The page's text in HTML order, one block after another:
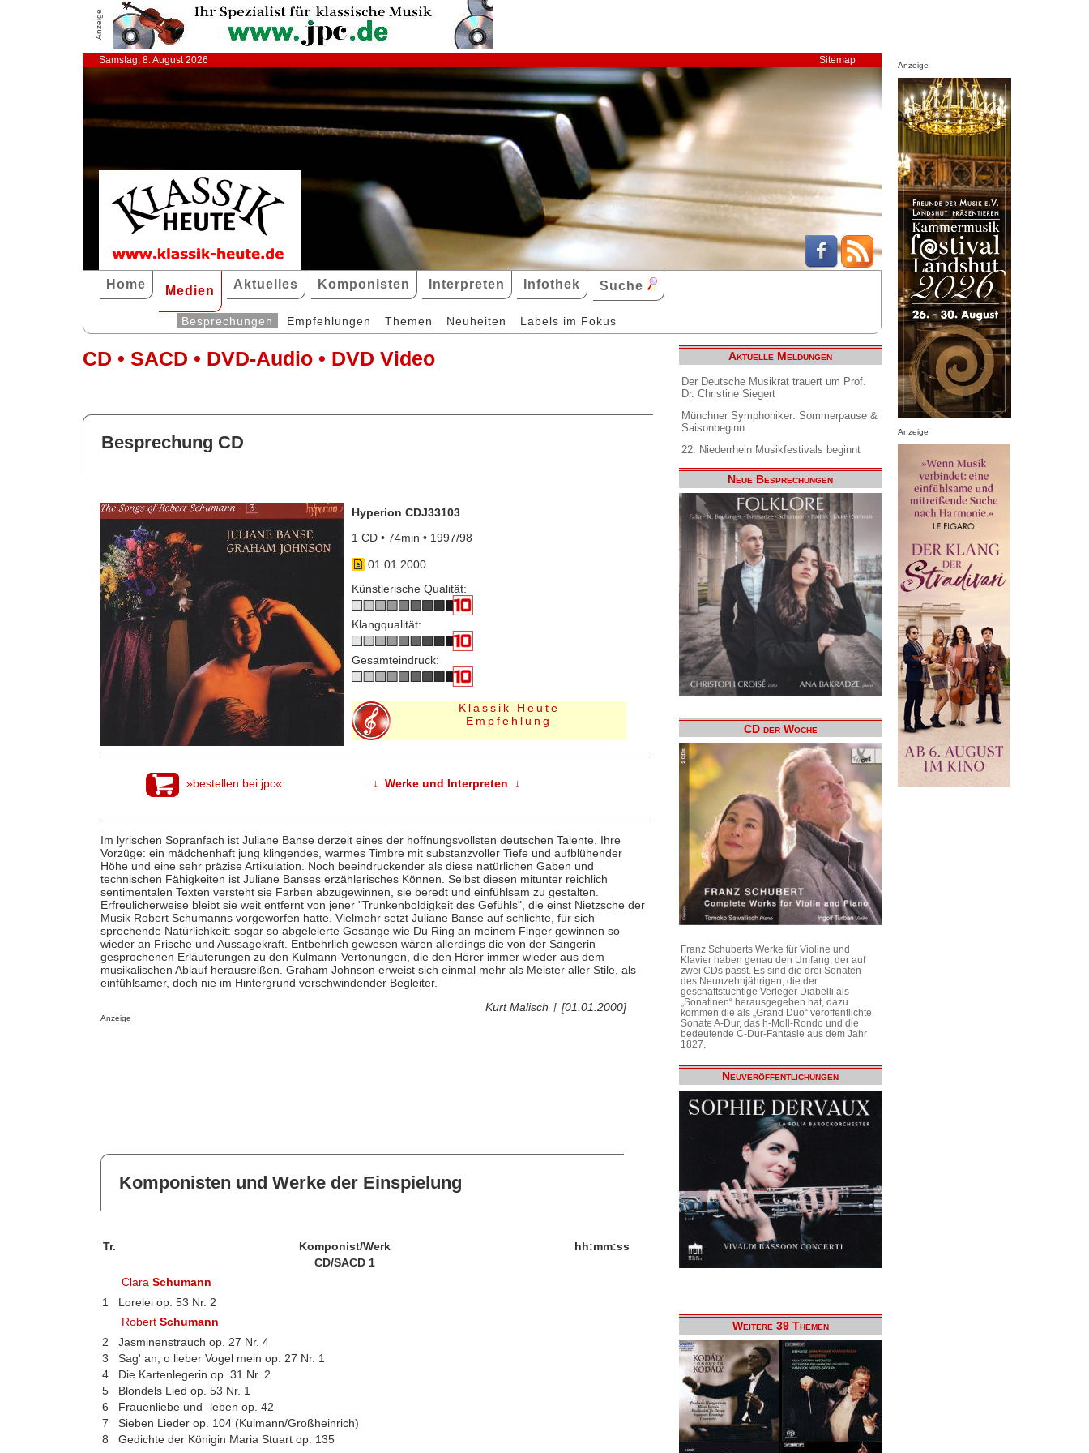
Anzeige
Samstag, 8. August 2026 Sitemap
Home Medien Aktuelles Komponisten Interpreten Infothek Suche
Besprechungen Empfehlungen Themen Neuheiten Labels im Fokus
CD • SACD • DVD-Audio • DVD Video
Besprechung CD
Hyperion CDJ33103
1 CD • 74min • 1997/98
01.01.2000
Künstlerische Qualität:
Klangqualität:
Gesamteindruck:
Klassik Heute
Empfehlung
»bestellen bei jpc« ↓ Werke und Interpreten ↓
Im lyrischen Sopranfach ist Juliane Banse derzeit eines der hoffnungsvollsten deutschen Talente. Ihre
Vorzüge: ein mädchenhaft jung klingendes, warmes Timbre mit substanzvoller Tiefe und aufblühender
Höhe und eine sehr präzise Artikulation. Noch beeindruckender als diese natürlichen Gaben und
technischen Fähigkeiten ist Juliane Banses erzählerisches Können. Selbst diesen mitunter reichlich
sentimentalen Texten versteht sie Farben abzugewinnen, sie beredt und einfühlsam zu gestalten.
Erfreulicherweise bleibt sie weit entfernt von jener "Trunkenboldigkeit des Gefühls", die einst Nietzsche der
Musik Robert Schumanns vorgeworfen hatte. Vielmehr setzt Juliane Banse auf schlichte, für sich
sprechende Natürlichkeit: sogar so abgeleierte Gesänge wie Du Ring an meinem Finger gewinnen so
wieder an Frische und Aussagekraft. Entbehrlich gewesen wären allerdings die von der Sängerin
gesprochenen Erläuterungen zu den Kulmann-Vertonungen, die den Hörer immer wieder aus dem
musikalischen Ablauf herausreißen. Graham Johnson erweist sich einmal mehr als Meister aller Stile, als
einfühlsamer, doch nie im Hintergrund verschwindender Begleiter.
Kurt Malisch † [01.01.2000]
Anzeige
Komponisten und Werke der Einspielung
Tr. Komponist/Werk
hh:mm:ss
CD/SACD 1
ClaraSchumann
1
Lorelei op. 53 Nr. 2
RobertSchumann
2
Jasminenstrauch op. 27 Nr. 4
3
Sag' an, o lieber Vogel mein op. 27 Nr. 1
4
Die Kartenlegerin op. 31 Nr. 2
5
Blondels Lied op. 53 Nr. 1
6
Frauenliebe und -leben op. 42
7
Sieben Lieder op. 104 (Kulmann/Großheinrich)
8
Gedichte der Königin Maria Stuart op. 135
Aktuelle Meldungen
Der Deutsche Musikrat trauert um Prof.
Dr. Christine Siegert
Münchner Symphoniker: Sommerpause &
Saisonbeginn
22. Niederrhein Musikfestivals beginnt
Neue Besprechungen
CD der Woche
Franz Schuberts Werke für Violine und
Klavier haben genau den Umfang, der auf
zwei CDs passt. Es sind die drei Sonaten
des Neunzehnjährigen, die der
geschäftstüchtige Verleger Diabelli als
„Sonatinen“ herausgegeben hat, dazu
kommen die als „Grand Duo“ veröffentlichte
Sonate A-Dur, das h-Moll-Rondo und die
bedeutende C-Dur-Fantasie aus dem Jahr
1827.
Neuveröffentlichungen
Weitere 39 Themen
Anzeige
Anzeige